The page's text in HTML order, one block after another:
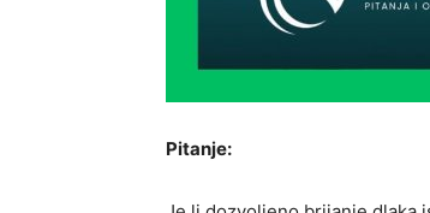
Pitanje: